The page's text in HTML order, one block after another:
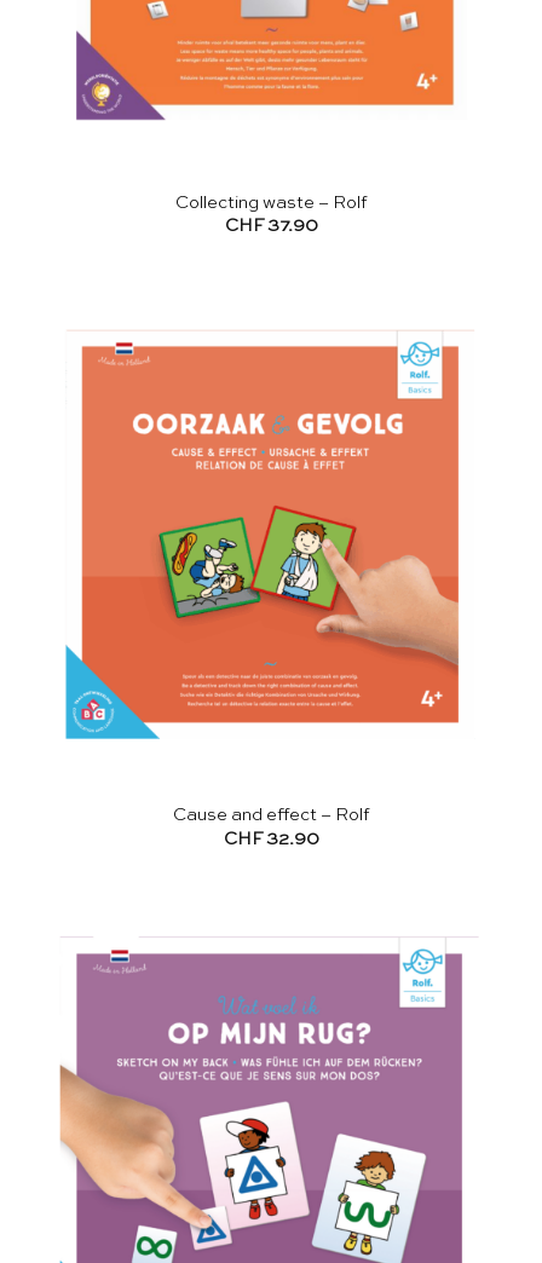
Collecting waste – Rolf
CHF 37.90
Cause and effect – Rolf
CHF32.90